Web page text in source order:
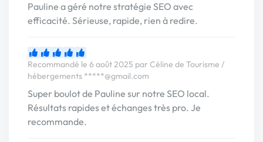
Pauline a géré notre stratégie SEO avec
efficacité. Sérieuse, rapide, rien à redire.
Recommandé le 6 août 2025 par Céline de Tourisme /
hébergements *****@gmail.com
Super boulot de Pauline sur notre SEO local.
Résultats rapides et échanges très pro. Je
recommande.